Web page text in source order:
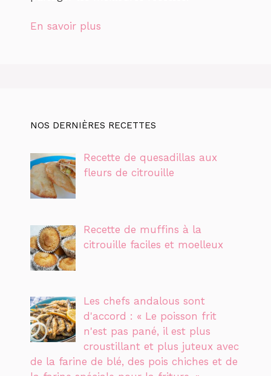
En savoir plus
NOS DERNIÈRES RECETTES
Recette de quesadillas aux
fleurs de citrouille
Recette de muffins à la
citrouille faciles et moelleux
Les chefs andalous sont
d'accord : « Le poisson frit
n'est pas pané, il est plus
croustillant et plus juteux avec
de la farine de blé, des pois chiches et de